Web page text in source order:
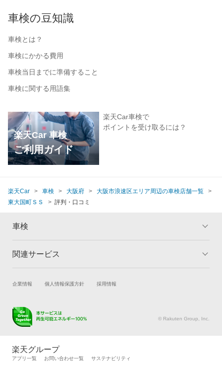
車検の豆知識
車検とは？
車検にかかる費用
車検当日までに準備すること
車検に関する用語集
楽天Car 車検
ご利用ガイド
楽天Car車検で
ポイントを受け取るには？
楽天Car 車検 大阪府
大阪市浪速区エリア周辺の車検店舗一覧
東大国町ＳＳ
評判・口コミ
車検
トップ
車検の基礎知識 キャンペーン一覧
関連サービス
試乗・商談 新車購入
キズ修理予約
メンテナンス管理
自動車カタログ 自動車保険
企業情報 個人情報保護方針 採用情報
© Rakuten Group, Inc.
楽天グループ
アプリ一覧 お問い合わせ一覧 サステナビリティ